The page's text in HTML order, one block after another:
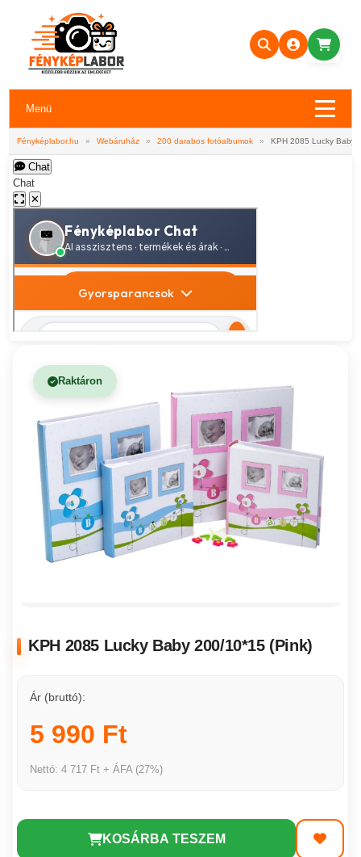
Menü
Fényképlabor.hu » Webáruház » 200 darabos fotóalbumok » KPH 2085 Lucky Baby
Chat
Chat
✕
Raktáron
KPH 2085 Lucky Baby 200/10*15 (Pink)
Ár (bruttó):
5 990 Ft
Nettó: 4 717 Ft + ÁFA (27%)
KOSÁRBA TESZEM